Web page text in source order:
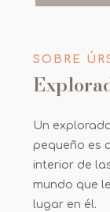
SOBRE
Un
pequeño es
interior de
mundo que
lugar en él.